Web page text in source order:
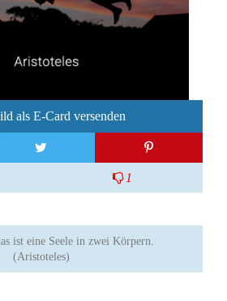
als E-Card versenden
1
ist eine Seele in zwei Körpern.
(Aristoteles)